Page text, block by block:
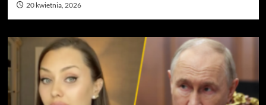
20 kwietnia, 2026